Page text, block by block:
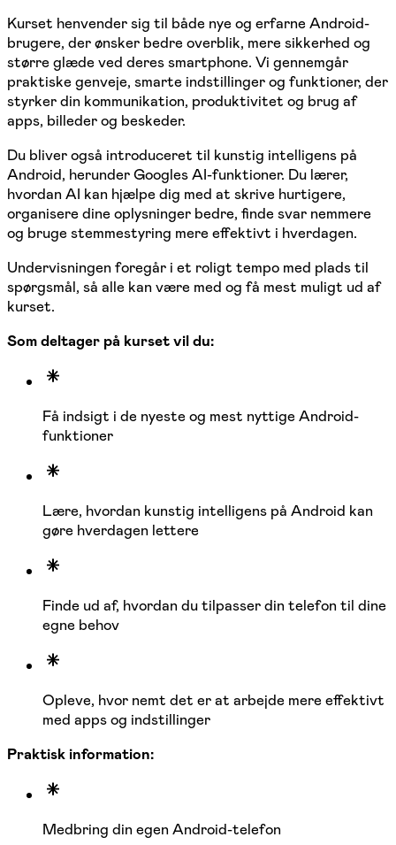
Kurset henvender sig til både nye og erfarne Android-
brugere, der ønsker bedre overblik, mere sikkerhed og
større glæde ved deres smartphone. Vi gennemgår
praktiske genveje, smarte indstillinger og funktioner, der
styrker din kommunikation, produktivitet og brug af
apps, billeder og beskeder.
Du bliver også introduceret til kunstig intelligens på
Android, herunder Googles AI-funktioner. Du lærer,
hvordan AI kan hjælpe dig med at skrive hurtigere,
organisere dine oplysninger bedre, finde svar nemmere
og bruge stemmestyring mere effektivt i hverdagen.
Undervisningen foregår i et roligt tempo med plads til
spørgsmål, så alle kan være med og få mest muligt ud af
kurset.
Som deltager på kurset vil du:
Få indsigt i de nyeste og mest nyttige Android-
funktioner
Lære, hvordan kunstig intelligens på Android kan
gøre hverdagen lettere
Finde ud af, hvordan du tilpasser din telefon til dine
egne behov
Opleve, hvor nemt det er at arbejde mere effektivt
med apps og indstillinger
Praktisk information:
Medbring din egen Android-telefon